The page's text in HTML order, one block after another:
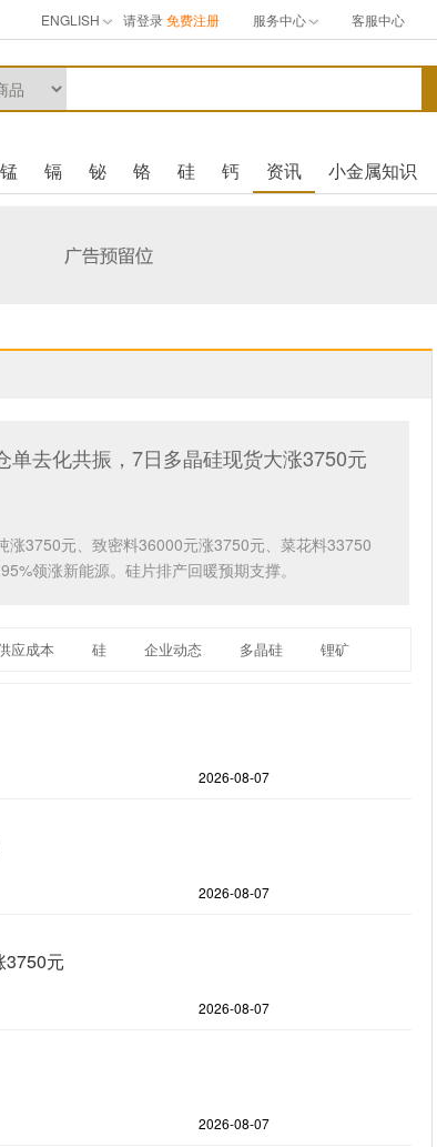
ENGLISH 请登录免费注册 服务中心 客服中心
锰 镉 铋 铬 硅 钙 资讯 小金属知识
单去化共振，7日多晶硅现货大涨3750元
3750元、致密料36000元涨3750元、菜花料33750
领涨新能源。硅片排产回暖预期支撑。
应成本 硅 企业动态 多晶硅 锂矿
2026-08-07
2026-08-07
3750元
2026-08-07
2026-08-07